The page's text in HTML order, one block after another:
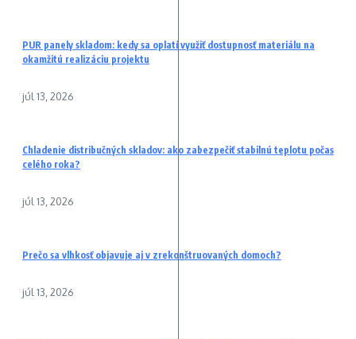
PUR panely skladom: kedy sa oplatí využiť dostupnosť materiálu na
okamžitú realizáciu projektu
júl 13, 2026
Chladenie distribučných skladov: ako zabezpečiť stabilnú teplotu počas
celého roka?
júl 13, 2026
Prečo sa vlhkosť objavuje aj v zrekonštruovaných domoch?
júl 13, 2026